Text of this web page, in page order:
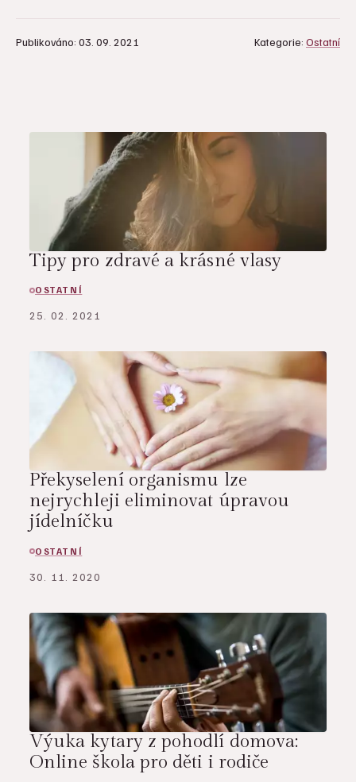
Publikováno: 03. 09. 2021 Kategorie: Ostatní
Tipy pro zdravé a krásné vlasy
OSTATNÍ
25. 02. 2021
Překyselení organismu lze
nejrychleji eliminovat úpravou
jídelníčku
OSTATNÍ
30. 11. 2020
Výuka kytary z pohodlí domova:
Online škola pro děti i rodiče